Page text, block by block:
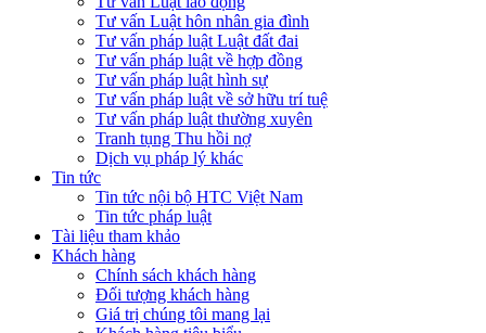
Tư vấn Luật hôn nhân gia đình
Tư vấn pháp luật Luật đất đai
Tư vấn pháp luật về hợp đồng
Tư vấn pháp luật hình sự
Tư vấn pháp luật về sở hữu trí tuệ
Tư vấn pháp luật thường xuyên
Tranh tụng Thu hồi nợ
Dịch vụ pháp lý khác
Tin tức
Tin tức nội bộ HTC Việt Nam
Tin tức pháp luật
Tài liệu tham khảo
Khách hàng
Chính sách khách hàng
Đối tượng khách hàng
Giá trị chúng tôi mang lại